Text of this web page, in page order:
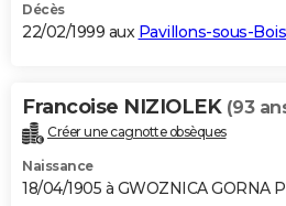
Décès
22/02/1999 aux Pavillons-sous-Bois
Francoise NIZIOLEK (93
Créer une cagnotte obsèques
Naissance
18/04/1905 à GWOZNICA GORNA